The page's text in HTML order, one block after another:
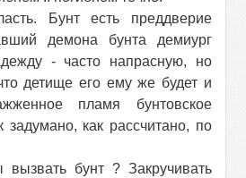
Бунт есть преддверие
демона бунта демиург
- часто напрасную, но
детище его ему же будет и
пламя бунтовское
задумано, как рассчитано, по
вызвать бунт ? Закручивать